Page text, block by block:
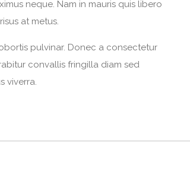
neque. Nam in mauris quis libero
at metus.
pulvinar. Donec a consectetur
convallis fringilla diam sed
viverra.